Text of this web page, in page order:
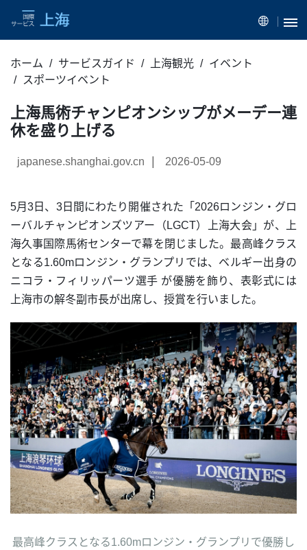
ホーム サービスガイド 上海観光
イベント
スポーツイベント
上海馬術チャンピオンシップがメーデー連
休を盛り上げる
japanese.shanghai.gov.cn 2026-05-09
5月3日、3日間にわたり開催された「2026ロンジン・グロ
ーバルチャンピオンズツアー（LGCT）上海大会」が、上
海久事国際馬術センターで幕を閉じました。最高峰クラス
となる1.60mロンジン・グランプリでは、ベルギー出身の
ニコラ・フィリッパーツ選手 が優勝を飾り、表彰式には
上海市の解冬副市長が出席し、授賞を行いました。
最高峰クラスとなる1.60mロンジン・グランプリで優勝し